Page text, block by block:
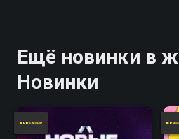
Ещё новинки в
Новинки